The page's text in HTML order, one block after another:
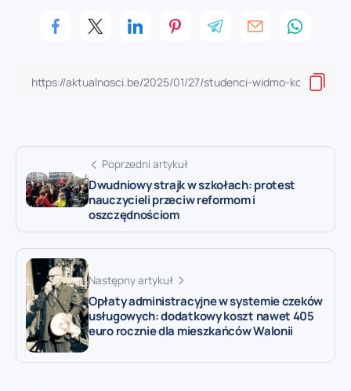
Poprzedni artykuł
Dwudniowy strajk w szkołach: protest
nauczycieli przeciw reformom i
oszczędnościom
Następny artykuł
Opłaty administracyjne w systemie czeków
usługowych: dodatkowy koszt nawet 405
euro rocznie dla mieszkańców Walonii